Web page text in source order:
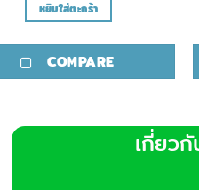
หยิบใส่ตะกร้า
COMPARE
เกี่ยวกั